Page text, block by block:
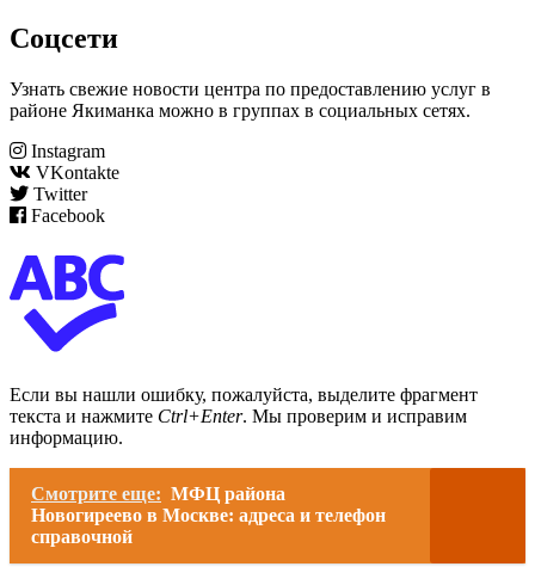
Соцсети
Узнать свежие новости центра по предоставлению услуг в
районе Якиманка можно в группах в социальных сетях.
Instagram
VKontakte
Twitter
Facebook
Если вы нашли ошибку, пожалуйста, выделите фрагмент
текста и нажмите Ctrl+Enter. Мы проверим и исправим
информацию.
Смотрите еще: МФЦ района
Новогиреево в Москве: адреса и телефон
справочной